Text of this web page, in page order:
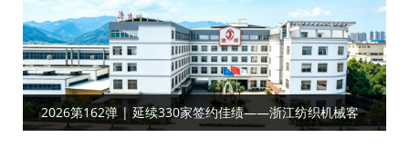
2026第162弹 | 延续330家签约佳绩——浙江纺织机械客
户合作工厂目视化